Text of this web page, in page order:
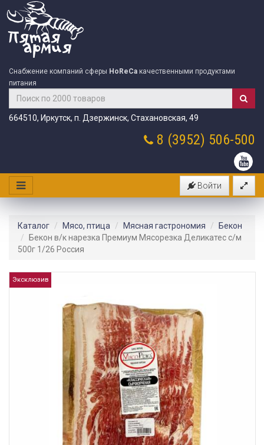
Снабжение компаний сферы HoReCa качественными продуктами
питания
664510, Иркутск, п. Дзержинск, Стахановская, 49
8 (3952) 506-500
Войти
Каталог Мясо, птица Мясная гастрономия
Бекон
Бекон в/к нарезка Премиум Мясорезка Деликатес с/м
500г 1/26 Россия
Эксклюзив